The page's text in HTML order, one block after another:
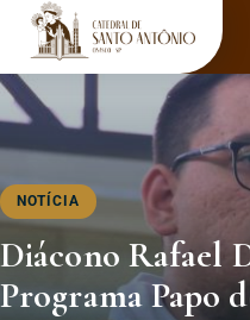
NOTÍCIA
Diácono Rafael
Programa Papo